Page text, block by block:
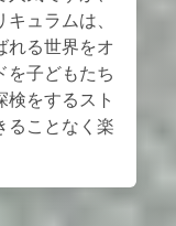
ュラムは、
れる世界をオ
を子どもたち
検をするスト
ることなく楽